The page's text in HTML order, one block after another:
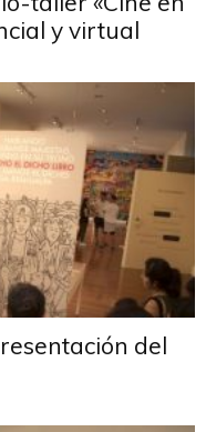
y virtual
del